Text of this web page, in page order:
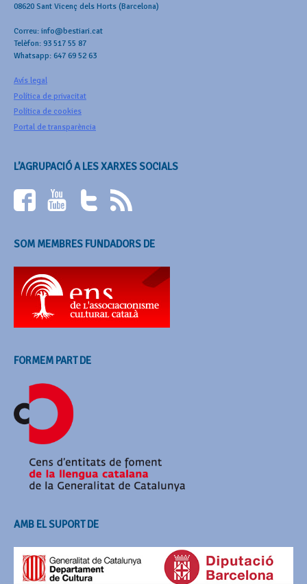
08620 Sant Vicenç dels Horts (Barcelona)
Correu: info@bestiari.cat
Telèfon: 93 517 55 87
Whatsapp: 647 69 52 63
Avís legal
Política de privacitat
Política de cookies
Portal de transparència
L’AGRUPACIÓ A LES XARXES SOCIALS
SOM MEMBRES FUNDADORS DE
FORMEM PART DE
AMB EL SUPORT DE